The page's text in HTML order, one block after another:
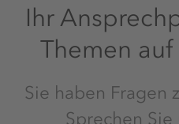
Ihr
Themen
Sie haben Fragen
Sprechen